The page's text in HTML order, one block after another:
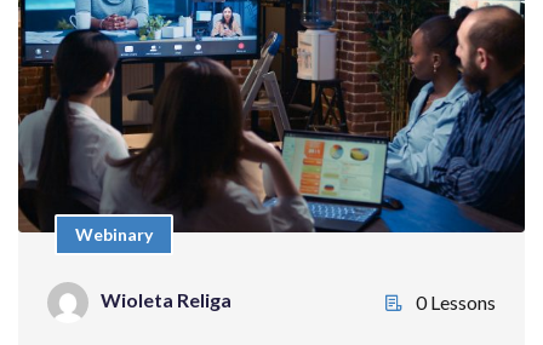
Webinary
Wioleta Religa 0 Lessons
Effectively
Bezpłatnie
Wioleta Religa 0 Lessons